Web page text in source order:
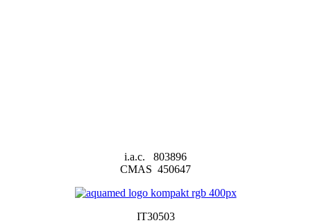
i.a.c. 803896
CMAS 450647
IT30503